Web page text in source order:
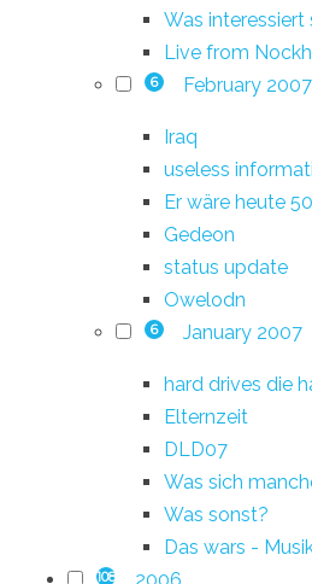
Was interessiert
Live from
6 February 2007
Iraq
useless
Er wäre heute 50
Gedeon
status update
Owelodn
6 January 2007
hard drives die
Elternzeit
DLD07
Was sich
Was sonst?
Das wars -
108 2006